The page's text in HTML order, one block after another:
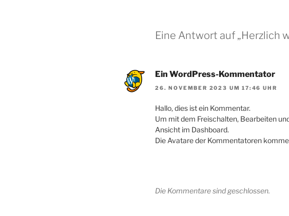
Eine Antwort auf „Herzlich
Ein WordPress-Kommentator
26. NOVEMBER 2023 UM 17:46 UHR
Hallo, dies ist ein Kommentar.
Um mit dem Freischalten, Bearbeiten
Ansicht im Dashboard.
Die Avatare der Kommentatoren
Die Kommentare sind geschlossen.